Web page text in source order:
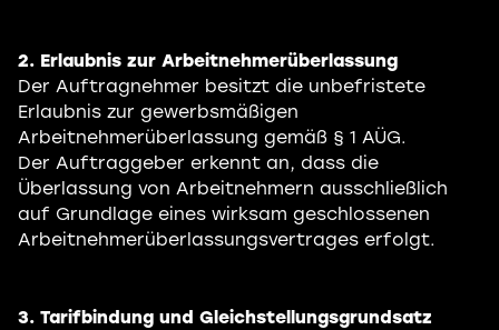
2. Erlaubnis zur Arbeitnehmerüberlassung
Der Auftragnehmer besitzt die unbefristete
Erlaubnis zur gewerbsmäßigen
Arbeitnehmerüberlassung gemäß § 1 AÜG.
Der Auftraggeber erkennt an, dass die
Überlassung von Arbeitnehmern ausschließlich
auf Grundlage eines wirksam geschlossenen
Arbeitnehmerüberlassungsvertrages erfolgt.
3. Tarifbindung und Gleichstellungsgrundsatz